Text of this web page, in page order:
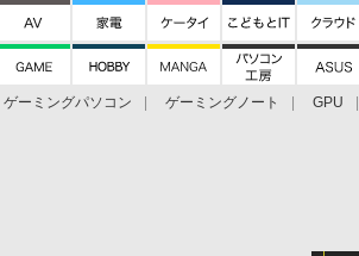
ゲーミングパソコン ゲーミングノート
GPU